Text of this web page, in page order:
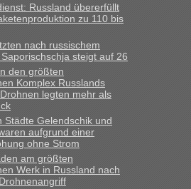
nur sagen dass das privat ist
willst. So lange das nicht
das nicht neu sollte es
• Deklaration
Zoll
ob ich hier richtig bin mit meiner
mit gebrauchter
Einreise in die Ukraine
Kleidung...“
Russland übererfüllt
zu 110 bis
nach russischem
steigt auf 26
den größten
Komplex Russlands
legten mehr als
Städte Gelendschik und
aufgrund einer
ohne Strom
am größten
Werk in Russland nach